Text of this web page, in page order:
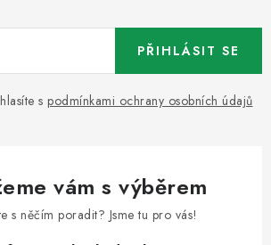
s podmínkami ochrany osobních údajů
PŘIHLÁSIT SE
vám s výběrem
s něčím poradit? Jsme tu pro vás!